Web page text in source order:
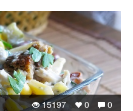
0
0
15197